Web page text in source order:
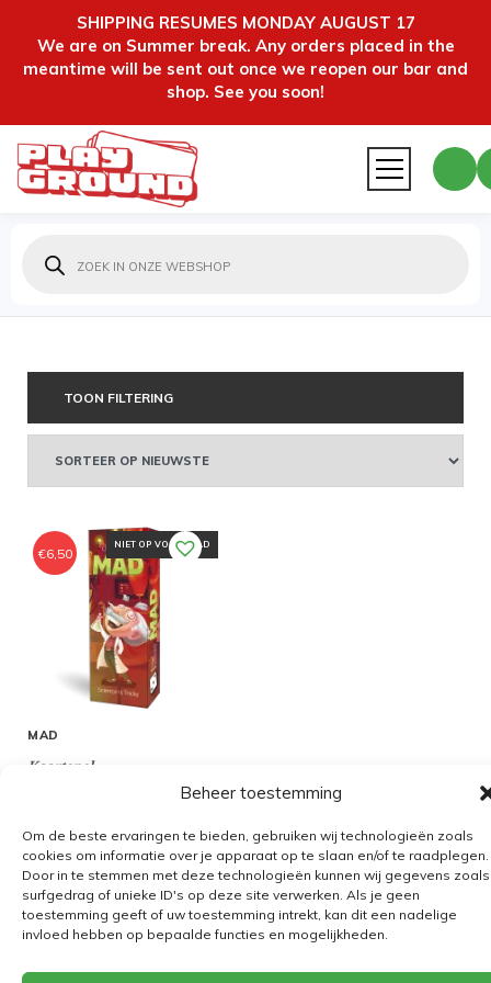
SHIPPING RESUMES MONDAY AUGUST 17
We are on Summer break. Any orders placed in the
meantime will be sent out once we reopen our bar and
shop. See you soon!
Beheer toestemming
Om de beste ervaringen te bieden, gebruiken wij technologieën zoals
cookies om informatie over je apparaat op te slaan en/of te raadplegen.
Door in te stemmen met deze technologieën kunnen wij gegevens zoals
surfgedrag of unieke ID's op deze site verwerken. Als je geen
toestemming geeft of uw toestemming intrekt, kan dit een nadelige
invloed hebben op bepaalde functies en mogelijkheden.
zoeken
TOON FILTERING
NIET OP VOORRAAD
MAD
Kaartspel
€6,50
Algemene voorwaarden
Verzending